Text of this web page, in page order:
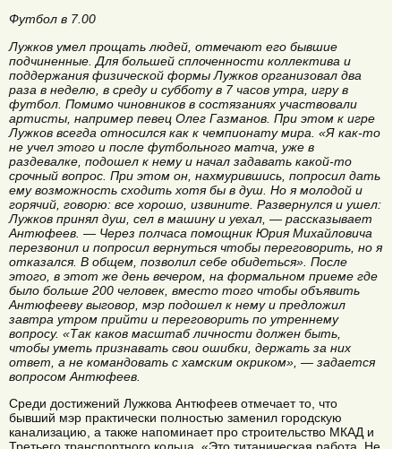
Футбол в 7.00
Лужков умел прощать людей, отмечают его бывшие
подчиненные. Для большей сплоченности коллектива и
поддержания физической формы Лужков организовал два
раза в неделю, в среду и субботу в 7 часов утра, игру в
футбол. Помимо чиновников в состязаниях участвовали
артисты, например певец Олег Газманов. При этом к игре
Лужков всегда относился как к чемпионату мира. «Я как-то
не учел этого и после футбольного матча, уже в
раздевалке, подошел к нему и начал задавать какой-то
срочный вопрос. При этом он, нахмурившись, попросил дать
ему возможность сходить хотя бы в душ. Но я молодой и
горячий, говорю: все хорошо, извините. Развернулся и ушел:
Лужков принял душ, сел в машину и уехал, — рассказывает
Антюфеев. — Через полчаса помощник Юрия Михайловича
перезвонил и попросил вернуться чтобы переговорить, но я
отказался. В общем, позволил себе обидеться». После
этого, в этот же день вечером, на формальном приеме где
было больше 200 человек, вместо того чтобы объявить
Антюфееву выговор, мэр подошел к нему и предложил
завтра утром прийти и переговорить по утреннему
вопросу. «Так каков масштаб личности должен быть,
чтобы уметь признавать свои ошибки, держать за них
ответ, а не командовать с хамским окриком», — задается
вопросом Антюфеев.
Среди достижений Лужкова Антюфеев отмечает то, что
бывший мэр практически полностью заменил городскую
канализацию, а также напоминает про строительство МКАД и